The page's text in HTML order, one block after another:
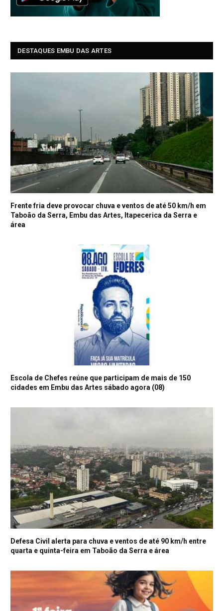
DESTAQUES EMBU DAS ARTES
Frente fria deve provocar chuva e ventos de até 50 km/h em
Taboão da Serra, Embu das Artes, Itapecerica da Serra e
área
Escola de Chefes reúne que participam de mais de 150
cidades em Embu das Artes sábado agora (08)
Defesa Civil alerta para chuva e ventos de até 90 km/h entre
quarta e quinta-feira em Taboão da Serra e área